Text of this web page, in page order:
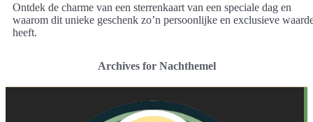
Ontdek de charme van een sterrenkaart van een speciale dag en
waarom dit unieke geschenk zo’n persoonlijke en exclusieve
heeft.
Archives for Nachthemel